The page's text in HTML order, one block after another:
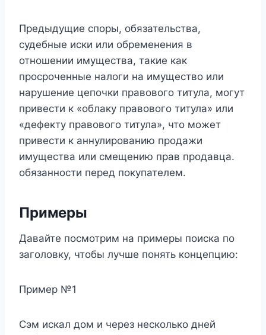
Предыдущие споры, обязательства,
судебные иски или обременения в
отношении имущества, такие как
просроченные налоги на имущество или
нарушение цепочки правового титула, могут
привести к «облаку правового титула» или
«дефекту правового титула», что может
привести к аннулированию продажи
имущества или смещению прав продавца.
обязанности перед покупателем.
Примеры
Давайте посмотрим на примеры поиска по
заголовку, чтобы лучше понять концепцию:
Пример №1
Сэм искал дом и через несколько дней